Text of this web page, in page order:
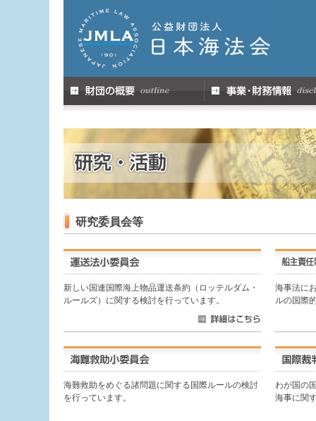
研究委員会等
新しい国連国際海上物品運送条約（ロッテルダム・
ルールズ）に関する検討を行っています。
海事法に
ルの国際
海難救助をめぐる諸問題に関する国際ルールの検討
を行っています。
わが国の
海事に関